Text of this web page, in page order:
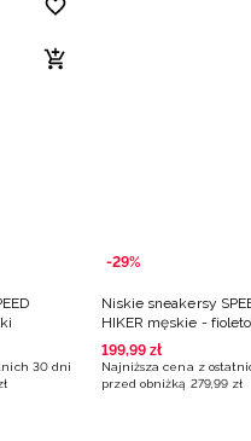
30 dni
-29%
Niskie sneakersy
HIKER męskie -
199,99 zł
Najniższa cena z
przed obniżką 279,99 zł